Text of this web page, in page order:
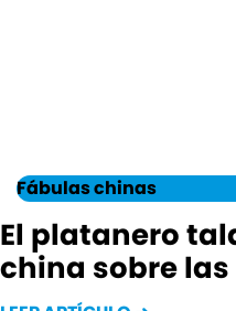
Fábulas chinas
El platanero
china sobre